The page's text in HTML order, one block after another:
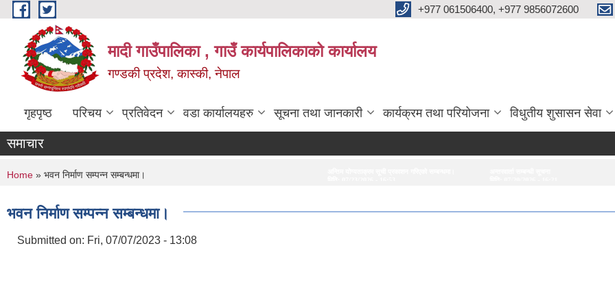
Skip to main content +977 061506400, +977 9856072600
मादी गाउँपालिका , गाउँ कार्यपालिकाको कार्यालय
गण्डकी प्रदेश, कास्की, नेपाल
गृहपृष्ठ परिचय प्रतिवेदन वडा कार्यालयहरु सूचना तथा जानकारी कार्यक्रम तथा परियोजना विधुतीय शुसासन सेवा
समाचार
You are here
Home » भवन निर्माण सम्पन्‍न सम्बन्धमा।
भवन निर्माण सम्पन्‍न सम्बन्धमा।
Submitted on: Fri, 07/07/2023 - 13:08